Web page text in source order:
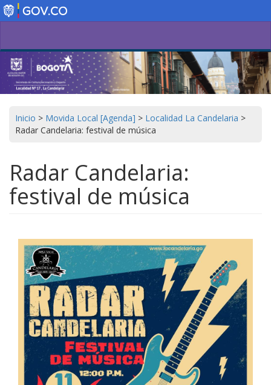
Pasar
al
Inicio > Movida Local [Agenda] > Localidad La Candelaria >
Radar Candelaria: festival de música
Radar Candelaria:
festival de música